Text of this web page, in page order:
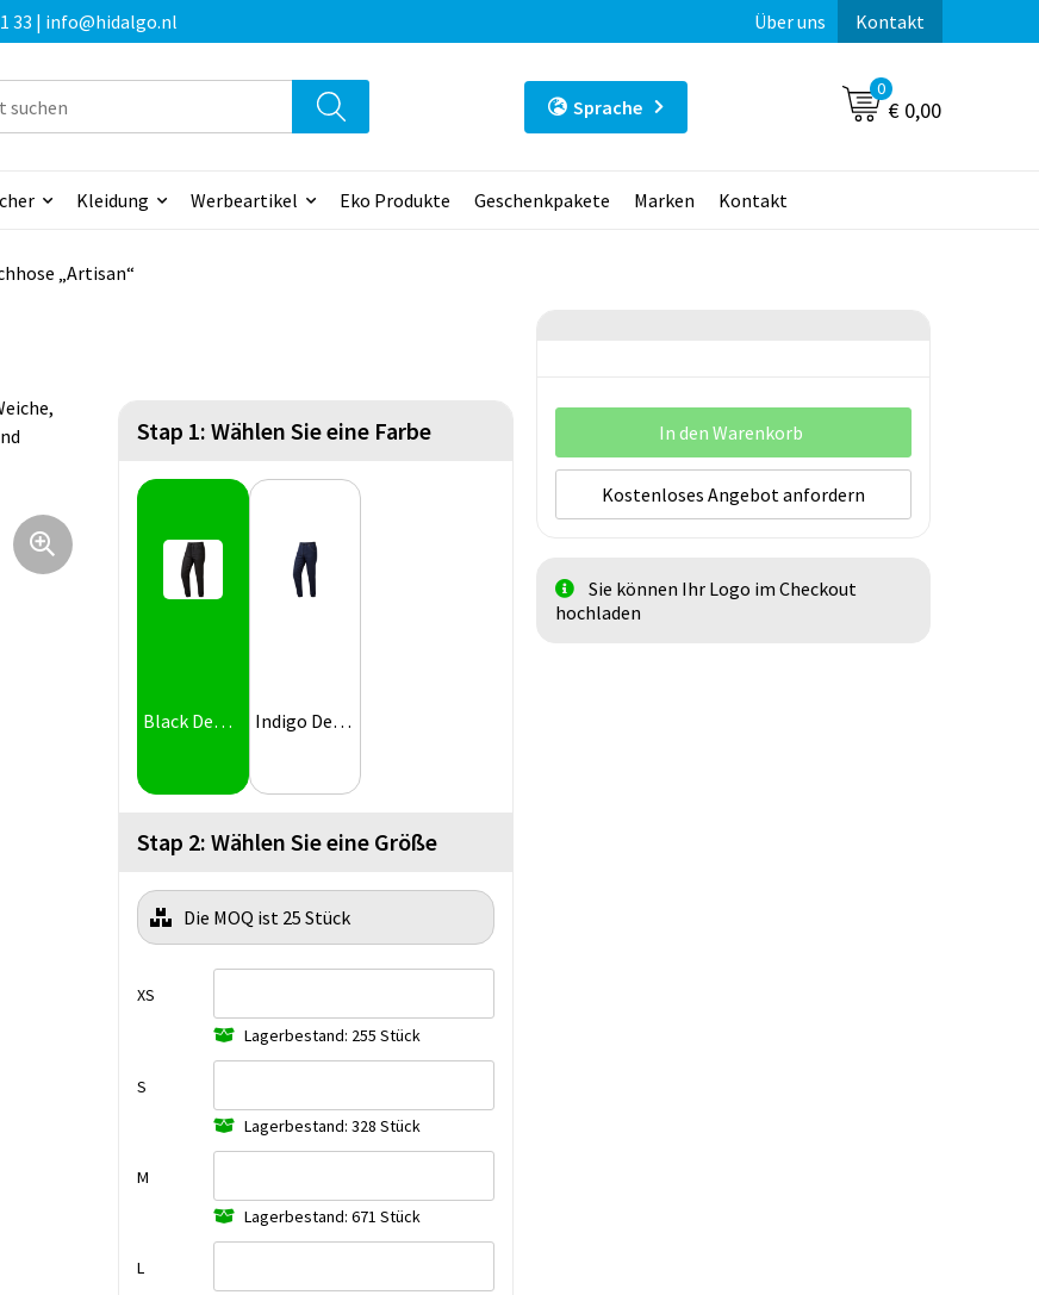
33 | info@hidalgo.nl Über uns Kontakt
Sprache
0
€ 0,00
Kleidung Werbeartikel Eko Produkte Geschenkpakete Marken Kontakt
„Artisan“
Stap 1: Wählen Sie eine Farbe
Black Denim Indigo Denim
Stap 2: Wählen Sie eine Größe
Die MOQ ist 25 Stück
XS
Lagerbestand: 255 Stück
S
Lagerbestand: 328 Stück
M
Lagerbestand: 671 Stück
L
In den Warenkorb
Kostenloses Angebot anfordern
Sie können Ihr Logo im Checkout
hochladen